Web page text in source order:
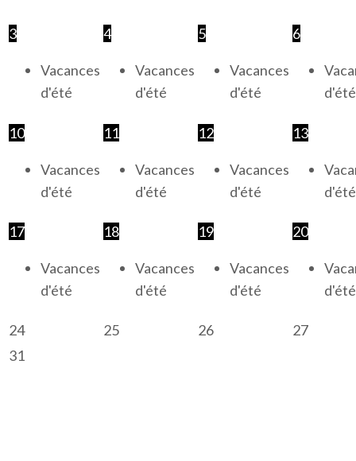
3
Vacances
d'été
4
Vacances
d'été
5
Vacances
d'été
6
d'été
10
Vacances
d'été
11
Vacances
d'été
12
Vacances
d'été
13
d'été
17
Vacances
d'été
18
Vacances
d'été
19
Vacances
d'été
20
d'été
24 25 26
27
31